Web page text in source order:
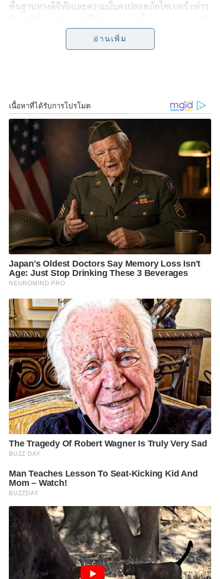
b
t
e
r
L
i
n
e
พื้นฐานทางดิจิทัลและความมั่นคงปลอดภัยไซเบอร์ กล่าว
เคลื่อน 5G แห่งชาติ ว่า ถือเป็นเรื่องที่ดี เนื่องจาก
ประเทศไทยเราได้ผ่านการประมูลคลื่น 5G ไปแล้วเมื่อ
อย่างมีประสิทธิภาพหลังจากที่ผู้ประกอบการได้ลงทุน
ขยายโครงข่ายไปยังพื้นที่ต่างๆ นอกจากนี้คณะกรรมการฯ
ยังจะมีส่วนช่วยในการเรียกคืนคลื่นความถี่ที่ไม่ได้ใช้
ประโยชน์ หรือใช้ประโยชน์ไม่คุ้มค่า ให้นำคลื่นความถี่
นั้นมาพัฒนาเพื่อใช้งานเป็นระบบ 5G ซึ่งจะเกิด
ประโยชน์และความคุ้มค่าสูงสุด
“โดยเฉพาะสถานการณ์หลังวิกฤตโควิดฯ เทคโนโลยี
ดิจิทัลจะเข้าไปมีส่วนสำคัญในการใช้ชีวิตประจำวันของ
ประชาชนเพิ่มมากขึ้นอย่างมาก เนื่องจากโควิดฯ ได้สร้าง
แนวการใช้ชีวิตใหม่ๆ ขึ้น ที่คนสามารถอยู่บ้าน ทำงาน สั่ง
อาหาร สร้างความสุขให้ตัวเองโดยไม่ต้องออกไปไหน
โดยมีอินเทอร์เน็ตเป็นสื่อกลางเชื่อมสิ่งต่างๆ ดังนั้นหาก
เรามี 5G ที่มีคุณภาพที่สมบูรณ์ จะส่งผลดีต่ออนาคตของ
พ.อ.ดร.เศรษฐพงค์ กล่าวว่า แน่นอนว่าประโยชน์จาก
เทคโนโลยี 5G มีมากมาย โดยเฉพาะการนสนับสนุน
นโยบายด้านต่างๆ ของรัฐบาล ไม่ว่าจะเป็นการศึกษา
ออนไลน์ การรักษาทางการแพทย์ทางไกลผ่านระบบ
อินเทอร์เน็ตความเร็วสูงหรือ Telemedicine รวมทั้ง
เป็นการสนับสนุนและเสริมสร้างเศรษฐกิจของประเทศ
โดยเฉพาะภาคการผลิต โดยระบบ 5G จะทำให้การ
สื่อสารเป็นไปในแบบเรียลไทม์ ดังนั้นการใช้เทคโนโลยี
การผลิตที่เป็นระบบ Automation หรือ Robotic จะ
สามารถทำได้อย่างสมบูรณ์แบบ ลดความผิดพลาดทำให้
ได้ผลผลิตมากขึ้นในเวลาที่ลดน้อยลง ที่สำคัญการที่มี
พล.อ.ประยุทธ์ จันทร์โอชา นายกรัฐมนตรี มานั่งเป็น
ประธานฯ นั้น เชื่อว่าการขับเคลื่อน 5G จะเป็นไปด้วยดี
เพราะแสดงให้เห็นถึงการให้ความสำคัญอย่างยิ่งกับ
เทคโนโลยี 5G
F
a
c
L
i
T
w
C
o
p
Share
S
h
a
อ่านเพิ่ม